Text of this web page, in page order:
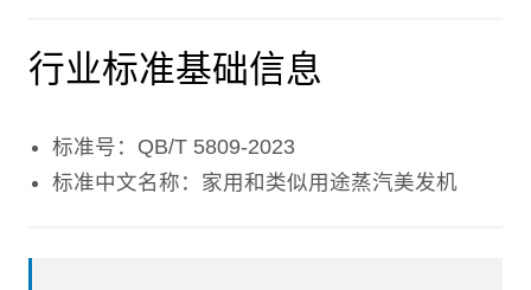
行业标准基础信息
标准号：QB/T 5809-2023
标准中文名称：家用和类似用途蒸汽美发机